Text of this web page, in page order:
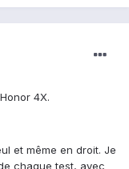
4X.
et même en droit. Je
chaque test, avec